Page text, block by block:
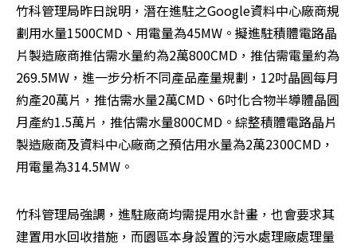
竹科管理局昨日說明，潛在進駐之Google資料中心廠商規
劃用水量1500CMD、用電量為45MW。擬進駐積體電路晶
片製造廠商推估需水量約為2萬800CMD，推估需電量約為
269.5MW，進一步分析不同產品產量規劃，12吋晶圓每月
約產20萬片，推估需水量2萬CMD、6吋化合物半導體晶圓
月產約1.5萬片，推估需水量800CMD。綜整積體電路晶片
製造廠商及資料中心廠商之預估用水量為2萬2300CMD，
用電量為314.5MW。
竹科管理局強調，進駐廠商均需提用水計畫，也會要求其
建置用水回收措施，而園區本身設置的污水處理廠處理量